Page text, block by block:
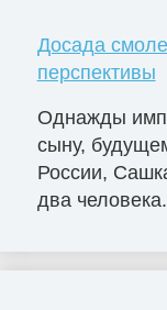
Досада
перспективы
Однажды
сыну,
России,
два